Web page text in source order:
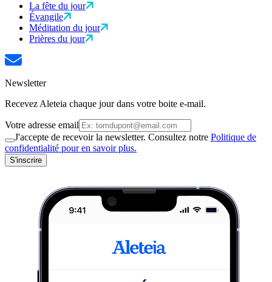
La fête du jour
Évangile
Méditation du jour
Prières du jour
Newsletter
Recevez Aleteia chaque jour dans votre boite e-mail.
Votre adresse email
J'accepte de recevoir la newsletter. Consultez notre Politique de
confidentialité pour en savoir plus.
S'inscrire